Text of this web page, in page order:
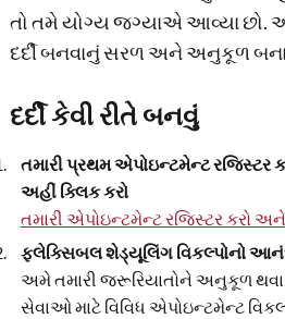
તો તમે યોગ્ય જગ્યાએ આવ્યા છો.
દર્દી બનવાનું સરળ અને અનુકૂળ
દર્દી કેવી રીતે બનવું
તમારી પ્રથમ એપોઇન્ટમેન્ટ રજિસ્ટર
અહીં ક્લિક કરો
તમારી એપોઇન્ટમેન્ટ રજિસ્ટર કરો
ફ્લેક્સિબલ શેડ્યૂલિંગ વિકલ્પોનો
અમે તમારી જરૂરિયાતોને અનુકૂળ
સેવાઓ માટે વિવિધ એપોઇન્ટમેન્ટ